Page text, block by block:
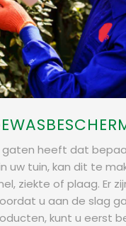
gaten heeft dat
uw tuin, kan dit te
ziekte of plaag. Er
u aan de slag
kunt u eerst